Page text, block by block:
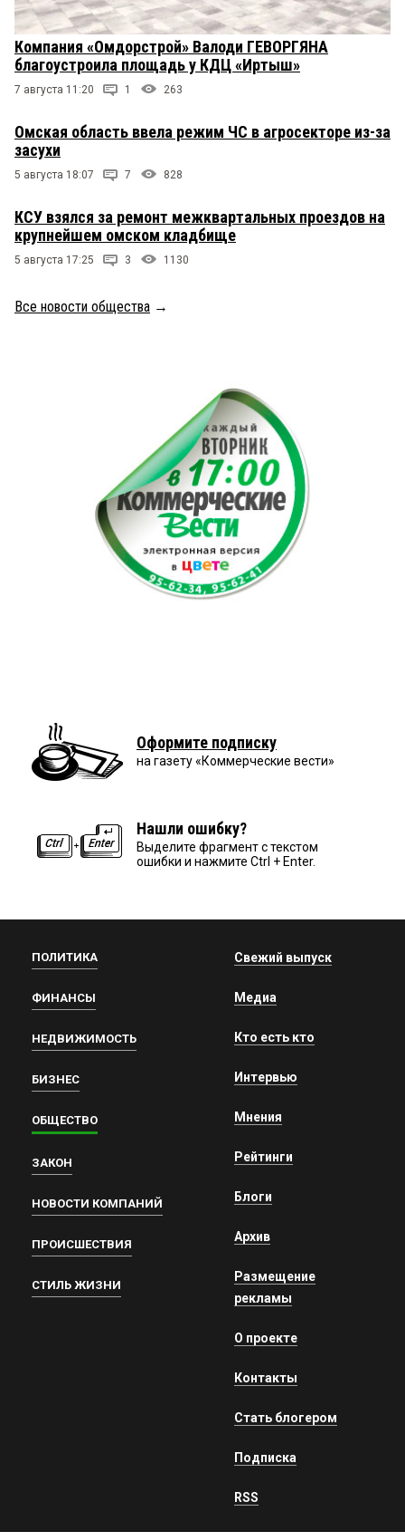
Компания «Омдорстрой» Валоди ГЕВОРГЯНА
благоустроила площадь у КДЦ «Иртыш»
7 августа 11:20 1 263
Омская область ввела режим ЧС в агросекторе из-за
засухи
5 августа 18:07 7 828
КСУ взялся за ремонт межквартальных проездов на
крупнейшем омском кладбище
5 августа 17:25 3 1130
Все новости общества →
Оформите подписку
на газету «Коммерческие вести»
Нашли ошибку?
Выделите фрагмент с текстом
ошибки и нажмите Ctrl + Enter.
ПОЛИТИКА
ФИНАНСЫ
НЕДВИЖИМОСТЬ
БИЗНЕС
ОБЩЕСТВО
ЗАКОН
НОВОСТИ КОМПАНИЙ
ПРОИСШЕСТВИЯ
СТИЛЬ ЖИЗНИ
Свежий выпуск
Медиа
Кто есть кто
Интервью
Мнения
Рейтинги
Блоги
Архив
Размещение
рекламы
О проекте
Контакты
Стать блогером
Подписка
RSS